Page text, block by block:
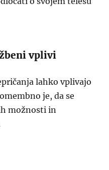
vplivi
lahko vplivajo
je, da se
možnosti in